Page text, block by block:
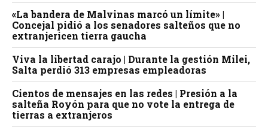
«La bandera de Malvinas marcó un límite» |
Concejal pidió a los senadores salteños que no
extranjericen tierra gaucha
Viva la libertad carajo | Durante la gestión Milei,
Salta perdió 313 empresas empleadoras
Cientos de mensajes en las redes | Presión a la
salteña Royón para que no vote la entrega de
tierras a extranjeros